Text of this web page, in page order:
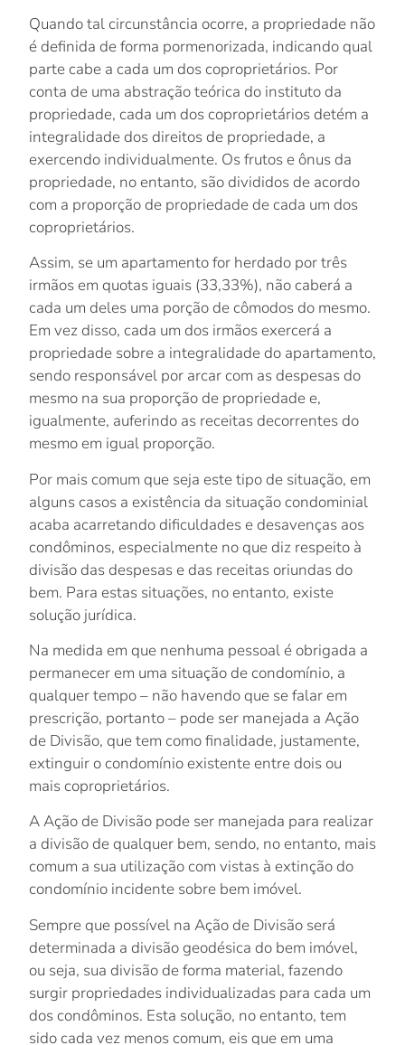
Quando tal circunstância ocorre, a propriedade não
é definida de forma pormenorizada, indicando qual
parte cabe a cada um dos coproprietários. Por
conta de uma abstração teórica do instituto da
propriedade, cada um dos coproprietários detém a
integralidade dos direitos de propriedade, a
exercendo individualmente. Os frutos e ônus da
propriedade, no entanto, são divididos de acordo
com a proporção de propriedade de cada um dos
coproprietários.
Assim, se um apartamento for herdado por três
irmãos em quotas iguais (33,33%), não caberá a
cada um deles uma porção de cômodos do mesmo.
Em vez disso, cada um dos irmãos exercerá a
propriedade sobre a integralidade do apartamento,
sendo responsável por arcar com as despesas do
mesmo na sua proporção de propriedade e,
igualmente, auferindo as receitas decorrentes do
mesmo em igual proporção.
Por mais comum que seja este tipo de situação, em
alguns casos a existência da situação condominial
acaba acarretando dificuldades e desavenças aos
condôminos, especialmente no que diz respeito à
divisão das despesas e das receitas oriundas do
bem. Para estas situações, no entanto, existe
solução jurídica.
Na medida em que nenhuma pessoal é obrigada a
permanecer em uma situação de condomínio, a
qualquer tempo – não havendo que se falar em
prescrição, portanto – pode ser manejada a Ação
de Divisão, que tem como finalidade, justamente,
extinguir o condomínio existente entre dois ou
mais coproprietários.
A Ação de Divisão pode ser manejada para realizar
a divisão de qualquer bem, sendo, no entanto, mais
comum a sua utilização com vistas à extinção do
condomínio incidente sobre bem imóvel.
Sempre que possível na Ação de Divisão será
determinada a divisão geodésica do bem imóvel,
ou seja, sua divisão de forma material, fazendo
surgir propriedades individualizadas para cada um
dos condôminos. Esta solução, no entanto, tem
sido cada vez menos comum, eis que em uma